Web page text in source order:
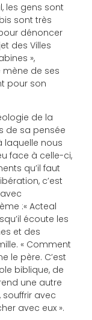
les gens sont
sont très
dénoncer
des Villes
»,
mène de ses
pour son
de la
de sa pensée
laquelle nous
face à celle-ci,
qu’il faut
c’est
:« Acteal
écoute les
et des
« Comment
le père. C’est
biblique, de
une autre
souffrir avec
avec eux ».